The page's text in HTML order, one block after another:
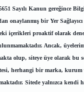
Sayılı Kanun gereğince
onaylanmış bir Yer
içerikleri proaktif olarak
Ancak,
olup, siteye üye olarak bu
herhangi bir marka, kurum
Sitede yalnızca kendi